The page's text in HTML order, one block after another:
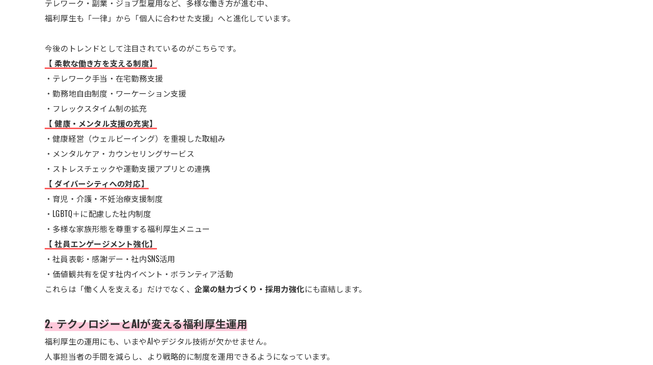
テレワーク・副業・ジョブ型雇用など、多様な働き方が進む中、
福利厚生も「一律」から「個人に合わせた支援」へと進化しています。
今後のトレンドとして注目されているのがこちらです。
【 柔軟な働き方を支える制度】
・テレワーク手当・在宅勤務支援
・勤務地自由制度・ワーケーション支援
・フレックスタイム制の拡充
【 健康・メンタル支援の充実】
・健康経営（ウェルビーイング）を重視した取組み
・メンタルケア・カウンセリングサービス
・ストレスチェックや運動支援アプリとの連携
【 ダイバーシティへの対応】
・育児・介護・不妊治療支援制度
・LGBTQ＋に配慮した社内制度
・多様な家族形態を尊重する福利厚生メニュー
【 社員エンゲージメント強化】
・社員表彰・感謝デー・社内SNS活用
・価値観共有を促す社内イベント・ボランティア活動
これらは「働く人を支える」だけでなく、 企業の魅力づくり・採用力強化にも直結します。
2. テクノロジーとAIが変える福利厚生運用
福利厚生の運用にも、いまやAIやデジタル技術が欠かせません。
人事担当者の手間を減らし、より戦略的に制度を運用できるようになっています。